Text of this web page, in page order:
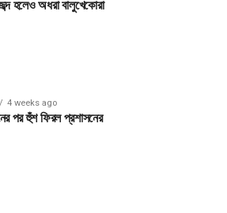
হলেও অধরা বালুখেকোরা
4 weeks ago
পর হুঁশ ফিরল প্রশাসনের